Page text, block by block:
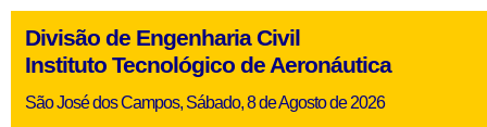
Divisão de Engenharia Civil
Instituto Tecnológico de Aeronáutica
São José dos Campos, Sábado, 8 de Agosto de 2026